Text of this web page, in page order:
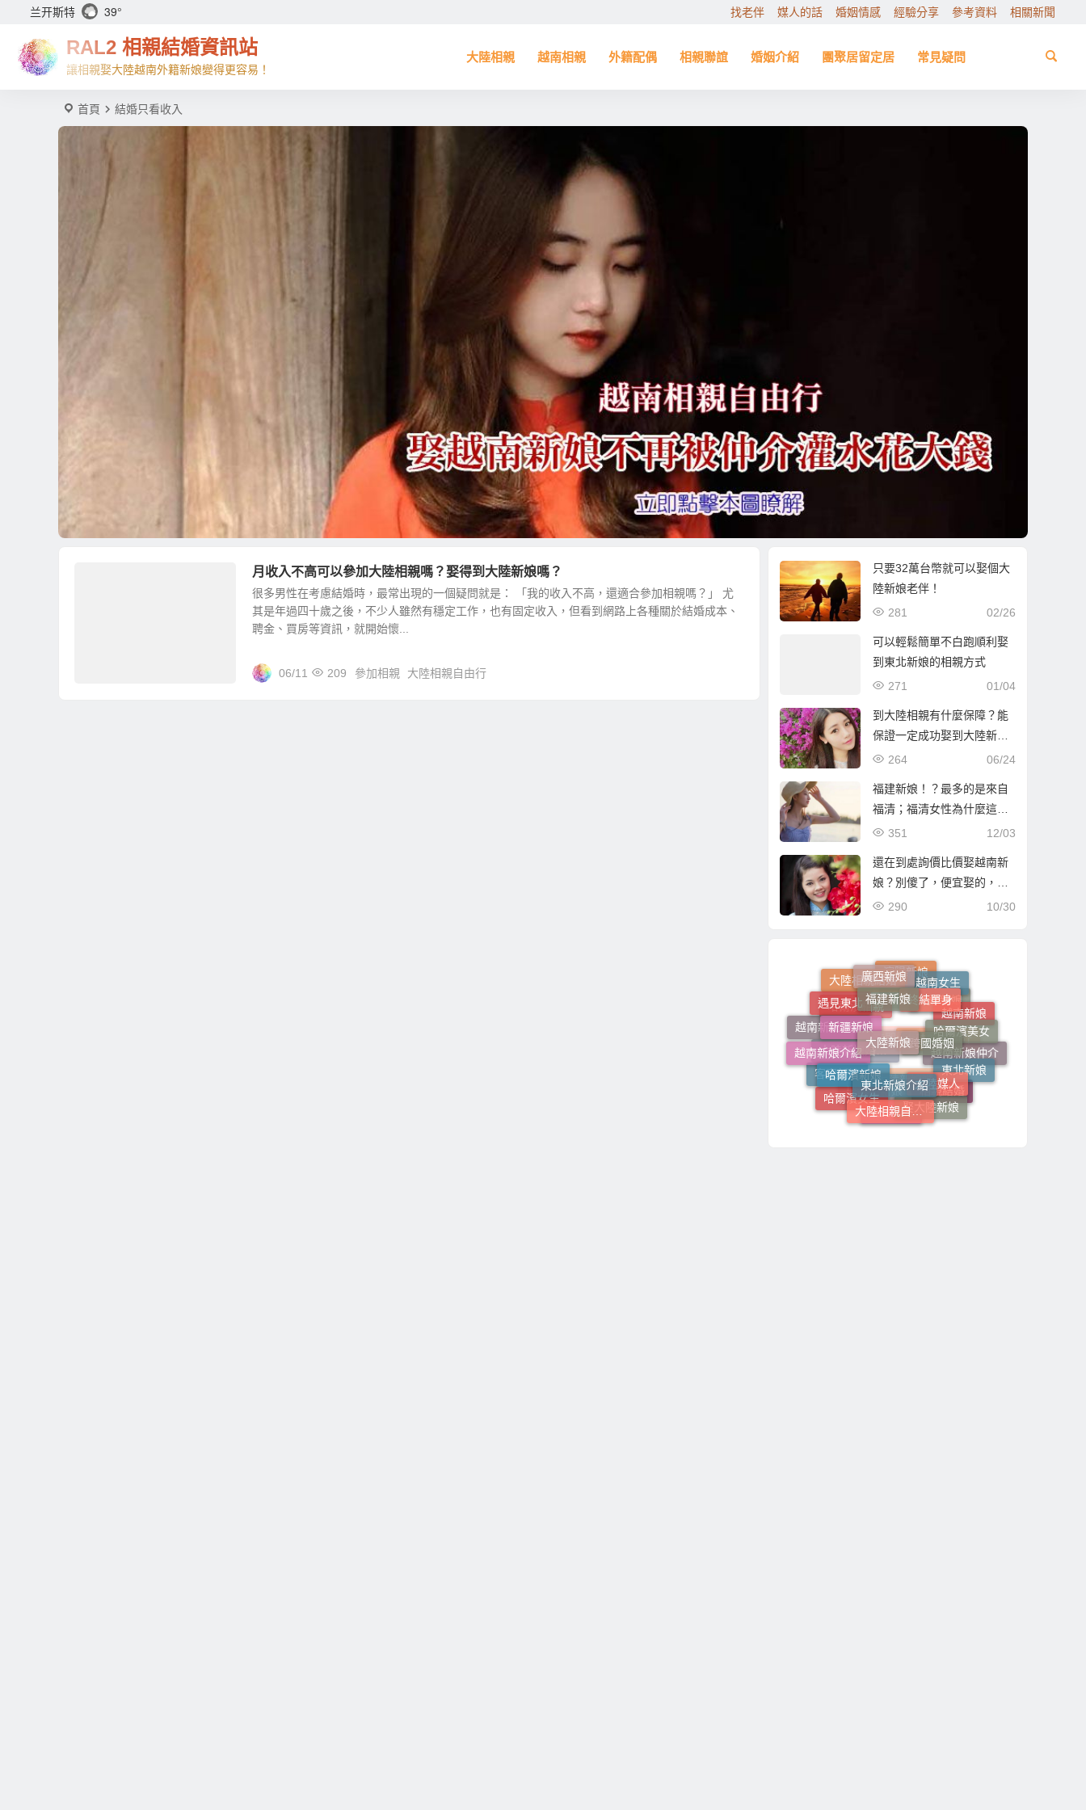
兰开斯特 39° 找老伴 媒人的話 婚姻情感 經驗分享 參考資料 相關新聞
RAL2 相親結婚資訊站
讓相親娶大陸越南外籍新娘變得更容易！
大陸相親 越南相親 外籍配偶 相親聯誼 婚姻介紹 團聚居留定居 常見疑問
首頁 結婚只看收入
月收入不高可以參加大陸相親嗎？娶得到大陸新娘嗎？
很多男性在考慮結婚時，最常出現的一個疑問就是： 「我的收入不高，還適合參加相親嗎？」 尤
其是年過四十歲之後，不少人雖然有穩定工作，也有固定收入，但看到網路上各種關於結婚成本、
聘金、買房等資訊，就開始懷...
06/11 209 參加相親 大陸相親自由行
只要32萬台幣就可以娶個大
陸新娘老伴！
02/26
281
可以輕鬆簡單不白跑順利娶
到東北新娘的相親方式
01/04
271
到大陸相親有什麼保障？能
保證一定成功娶到大陸新娘
嗎？
06/24
264
福建新娘！？最多的是來自
福清；福清女性為什麼這樣
多人嫁到台灣？
12/03
351
還在到處詢價比價娶越南新
娘？別傻了，便宜娶的，只
有麻煩！
10/30
290
東北女生
娶越南新娘 大陸新娘婚姻媒合
相親結婚
娶大陸新娘
大陸相親自由行
哈爾濱女生
客家新娘
大陸新娘婚姻媒合介紹所
立即結婚大陸新娘仲介
越南新娘仲介
東北新娘
大陸媒人
東北新娘介紹
哈爾濱新娘
越南新娘介紹
越南新娘跑掉
哈爾濱相親 相親 大連新娘越南新娘
哈爾濱美女
跨國婚姻
大陸新娘
新疆新娘
遇見東北
大陸相親結婚瀋陽新娘越南女生
終結單身
福建新娘
廣西新娘